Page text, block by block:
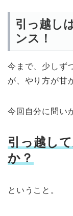
引っ越し
ンス！
今まで、少しず
が、やり方が甘
今回自分に問い
引っ越し
か？
ということ。